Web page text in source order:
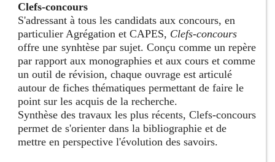
Clefs-concours
S'adressant à tous les candidats aux concours, en
particulier Agrégation et CAPES, Clefs-concours
offre une synhtèse par sujet. Conçu comme un repère
par rapport aux monographies et aux cours et comme
un outil de révision, chaque ouvrage est articulé
autour de fiches thématiques permettant de faire le
point sur les acquis de la recherche.
Synthèse des travaux les plus récents, Clefs-concours
permet de s'orienter dans la bibliographie et de
mettre en perspective l'évolution des savoirs.